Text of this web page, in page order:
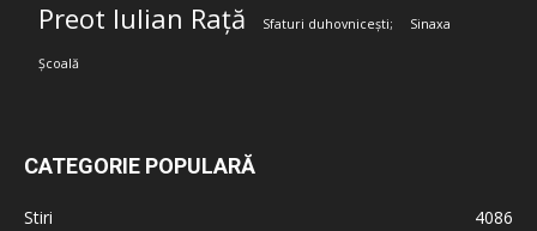
Preot Iulian Rață Sfaturi duhovnicești; Sinaxa
Școală
CATEGORIE POPULARĂ
Stiri
4086